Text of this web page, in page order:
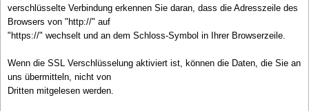
verschlüsselte Verbindung erkennen Sie daran, dass die Adresszeile des
Browsers von "http://" auf
"https://" wechselt und an dem Schloss-Symbol in Ihrer Browserzeile.
Wenn die SSL Verschlüsselung aktiviert ist, können die Daten, die Sie an
uns übermitteln, nicht von
Dritten mitgelesen werden.